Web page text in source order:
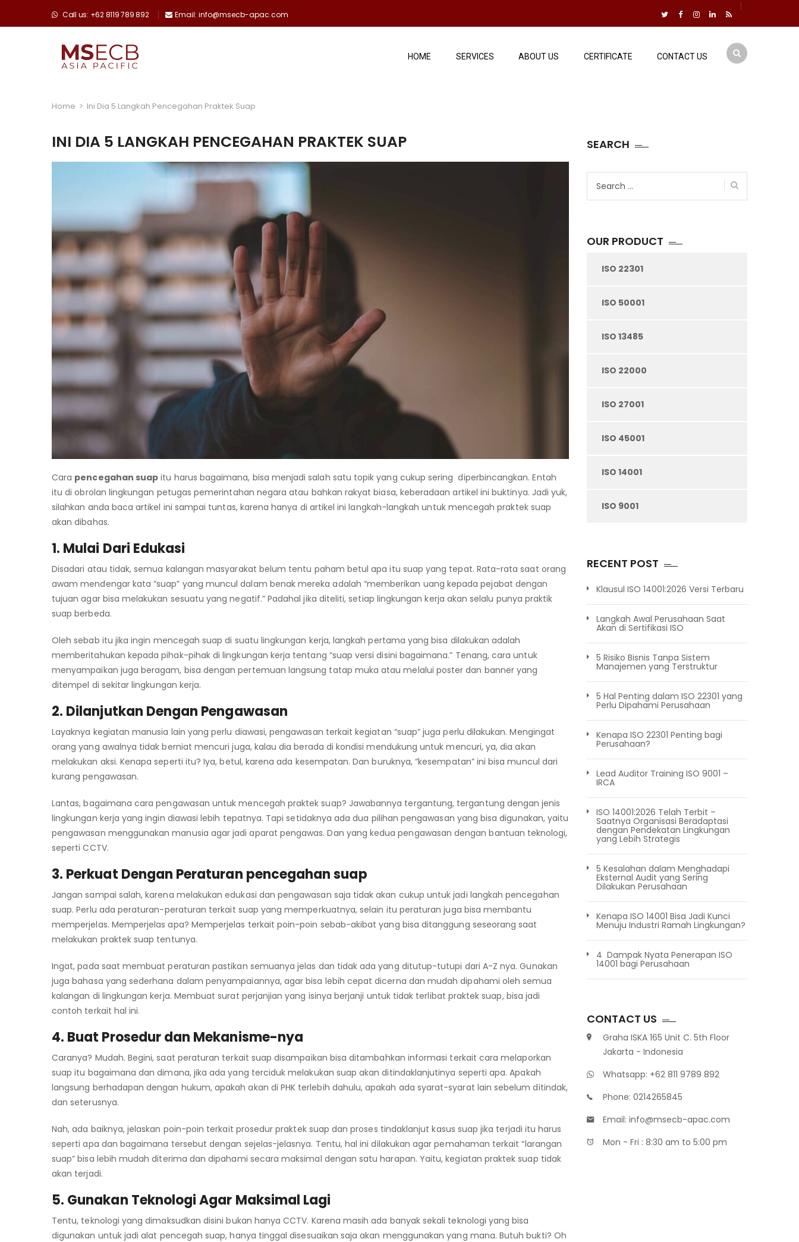
Call us: +62 8119 789 892 Email: info@msecb-apac.com
HOME SERVICES ABOUT US CERTIFICATE CONTACT US
Home > Ini Dia 5 Langkah Pencegahan Praktek Suap
INI DIA 5 LANGKAH PENCEGAHAN PRAKTEK SUAP
Cara pencegahan suap itu harus bagaimana, bisa menjadi salah satu topik yang cukup sering diperbincangkan. Entah
itu di obrolan lingkungan petugas pemerintahan negara atau bahkan rakyat biasa, keberadaan artikel ini buktinya. Jadi yuk,
silahkan anda baca artikel ini sampai tuntas, karena hanya di artikel ini langkah-langkah untuk mencegah praktek suap
akan dibahas.
1. Mulai Dari Edukasi
Disadari atau tidak, semua kalangan masyarakat belum tentu paham betul apa itu suap yang tepat. Rata-rata saat orang
awam mendengar kata “suap” yang muncul dalam benak mereka adalah “memberikan uang kepada pejabat dengan
tujuan agar bisa melakukan sesuatu yang negatif.” Padahal jika diteliti, setiap lingkungan kerja akan selalu punya praktik
suap berbeda.
Oleh sebab itu jika ingin mencegah suap di suatu lingkungan kerja, langkah pertama yang bisa dilakukan adalah
memberitahukan kepada pihak-pihak di lingkungan kerja tentang “suap versi disini bagaimana.” Tenang, cara untuk
menyampaikan juga beragam, bisa dengan pertemuan langsung tatap muka atau melalui poster dan banner yang
ditempel di sekitar lingkungan kerja.
2. Dilanjutkan Dengan Pengawasan
Layaknya kegiatan manusia lain yang perlu diawasi, pengawasan terkait kegiatan “suap” juga perlu dilakukan. Mengingat
orang yang awalnya tidak berniat mencuri juga, kalau dia berada di kondisi mendukung untuk mencuri, ya, dia akan
melakukan aksi. Kenapa seperti itu? Iya, betul, karena ada kesempatan. Dan buruknya, “kesempatan” ini bisa muncul dari
kurang pengawasan.
Lantas, bagaimana cara pengawasan untuk mencegah praktek suap? Jawabannya tergantung, tergantung dengan jenis
lingkungan kerja yang ingin diawasi lebih tepatnya. Tapi setidaknya ada dua pilihan pengawasan yang bisa digunakan, yaitu
pengawasan menggunakan manusia agar jadi aparat pengawas. Dan yang kedua pengawasan dengan bantuan teknologi,
seperti CCTV.
3. Perkuat Dengan Peraturan pencegahan suap
Jangan sampai salah, karena melakukan edukasi dan pengawasan saja tidak akan cukup untuk jadi langkah pencegahan
suap. Perlu ada peraturan-peraturan terkait suap yang memperkuatnya, selain itu peraturan juga bisa membantu
memperjelas. Memperjelas apa? Memperjelas terkait poin-poin sebab-akibat yang bisa ditanggung seseorang saat
melakukan praktek suap tentunya.
Ingat, pada saat membuat peraturan pastikan semuanya jelas dan tidak ada yang ditutup-tutupi dari A-Z nya. Gunakan
juga bahasa yang sederhana dalam penyampaiannya, agar bisa lebih cepat dicerna dan mudah dipahami oleh semua
kalangan di lingkungan kerja. Membuat surat perjanjian yang isinya berjanji untuk tidak terlibat praktek suap, bisa jadi
contoh terkait hal ini.
4. Buat Prosedur dan Mekanisme-nya
Caranya? Mudah. Begini, saat peraturan terkait suap disampaikan bisa ditambahkan informasi terkait cara melaporkan
suap itu bagaimana dan dimana, jika ada yang terciduk melakukan suap akan ditindaklanjutinya seperti apa. Apakah
langsung berhadapan dengan hukum, apakah akan di PHK terlebih dahulu, apakah ada syarat-syarat lain sebelum ditindak,
dan seterusnya.
Nah, ada baiknya, jelaskan poin-poin terkait prosedur praktek suap dan proses tindaklanjut kasus suap jika terjadi itu harus
seperti apa dan bagaimana tersebut dengan sejelas-jelasnya. Tentu, hal ini dilakukan agar pemahaman terkait “larangan
suap” bisa lebih mudah diterima dan dipahami secara maksimal dengan satu harapan. Yaitu, kegiatan praktek suap tidak
akan terjadi.
5. Gunakan Teknologi Agar Maksimal Lagi
Tentu, teknologi yang dimaksudkan disini bukan hanya CCTV. Karena masih ada banyak sekali teknologi yang bisa
digunakan untuk jadi alat pencegah suap, hanya tinggal disesuaikan saja akan menggunakan yang mana. Butuh bukti? Oh
SEARCH
OUR PRODUCT
ISO 22301
ISO 50001
ISO 13485
ISO 22000
ISO 27001
ISO 45001
ISO 14001
ISO 9001
RECENT POST
Klausul ISO 14001:2026 Versi Terbaru
Langkah Awal Perusahaan Saat
Akan di Sertifikasi ISO
5 Risiko Bisnis Tanpa Sistem
Manajemen yang Terstruktur
5 Hal Penting dalam ISO 22301 yang
Perlu Dipahami Perusahaan
Kenapa ISO 22301 Penting bagi
Perusahaan?
Lead Auditor Training ISO 9001 –
IRCA
ISO 14001:2026 Telah Terbit –
Saatnya Organisasi Beradaptasi
dengan Pendekatan Lingkungan
yang Lebih Strategis
5 Kesalahan dalam Menghadapi
Eksternal Audit yang Sering
Dilakukan Perusahaan
Kenapa ISO 14001 Bisa Jadi Kunci
Menuju Industri Ramah Lingkungan?
4 Dampak Nyata Penerapan ISO
14001 bagi Perusahaan
CONTACT US
Graha ISKA 165 Unit C. 5th Floor
Jakarta - Indonesia
Whatsapp: +62 811 9789 892
Phone: 0214265845
Email: info@msecb-apac.com
Mon - Fri : 8:30 am to 5:00 pm